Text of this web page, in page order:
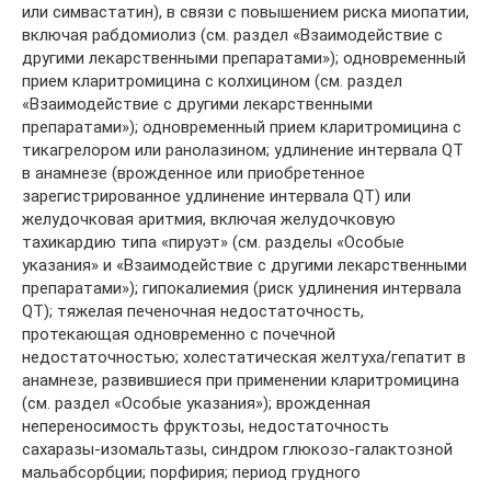
или симвастатин), в связи с повышением риска миопатии,
включая рабдомиолиз (см. раздел «Взаимодействие с
другими лекарственными препаратами»); одновременный
прием кларитромицина с колхицином (см. раздел
«Взаимодействие с другими лекарственными
препаратами»); одновременный прием кларитромицина с
тикагрелором или ранолазином; удлинение интервала QT
в анамнезе (врожденное или приобретенное
зарегистрированное удлинение интервала QT) или
желудочковая аритмия, включая желудочковую
тахикардию типа «пируэт» (см. разделы «Особые
указания» и «Взаимодействие с другими лекарственными
препаратами»); гипокалиемия (риск удлинения интервала
QT); тяжелая печеночная недостаточность,
протекающая одновременно с почечной
недостаточностью; холестатическая желтуха/гепатит в
анамнезе, развившиеся при применении кларитромицина
(см. раздел «Особые указания»); врожденная
непереносимость фруктозы, недостаточность
сахаразы-изомальтазы, синдром глюкозо-галактозной
мальабсорбции; порфирия; период грудного